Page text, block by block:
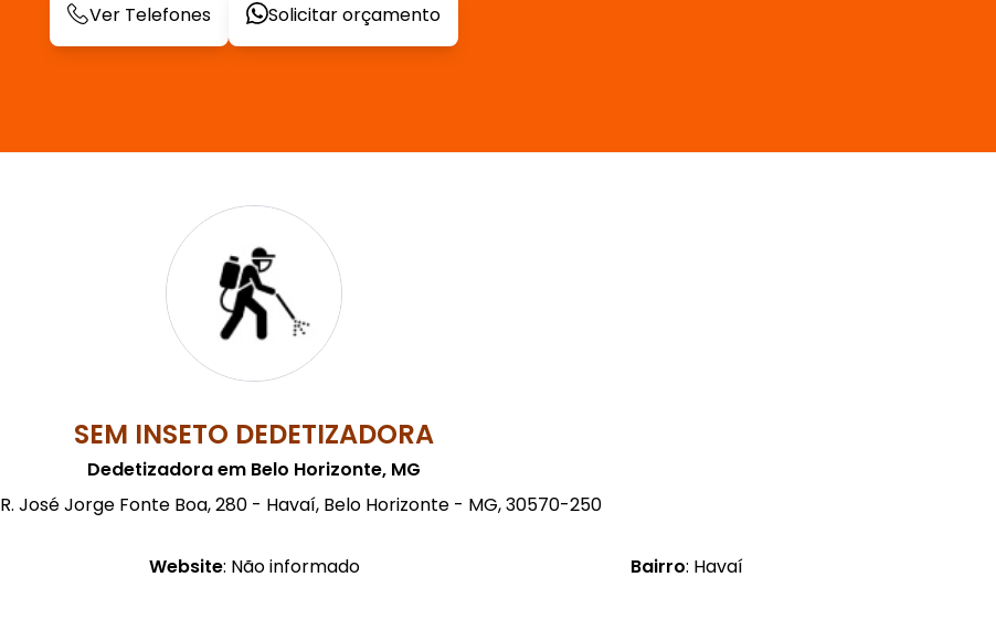
Ver Telefones Solicitar orçamento
SEM INSETO DEDETIZADORA
Dedetizadora em Belo Horizonte, MG
R. José Jorge Fonte Boa, 280 - Havaí, Belo Horizonte - MG, 30570-250
Website: Não informado Bairro: Havaí